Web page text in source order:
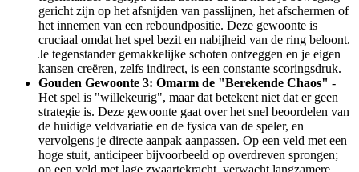
gericht zijn op het afsnijden van passlijnen, het afschermen of
het innemen van een reboundpositie. Deze gewoonte is
cruciaal omdat het spel bezit en nabijheid van de ring beloont.
Je tegenstander gemakkelijke schoten ontzeggen en je eigen
kansen creëren, zelfs indirect, is een constante scoringsdruk.
Gouden Gewoonte 3: Omarm de "Berekende Chaos" -
Het spel is "willekeurig", maar dat betekent niet dat er geen
strategie is. Deze gewoonte gaat over het snel beoordelen van
de huidige veldvariatie en de fysica van de speler, en
vervolgens je directe aanpak aanpassen. Op een veld met een
hoge stuit, anticipeer bijvoorbeeld op overdreven sprongen;